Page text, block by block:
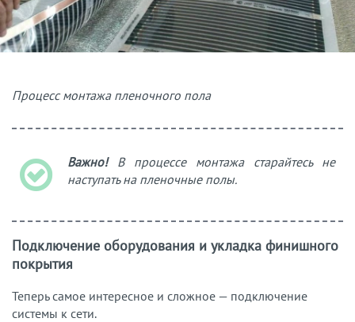
Процесс монтажа пленочного пола
Важно!В процессе монтажа старайтесь не
наступать на пленочные полы.
Подключение оборудования и укладка финишного
покрытия
Теперь самое интересное и сложное — подключение
системы к сети.